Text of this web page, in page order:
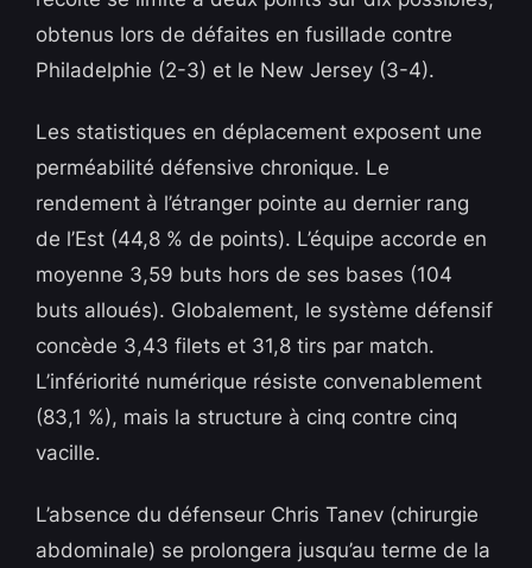
obtenus lors de défaites en fusillade contre
Philadelphie (2-3) et le New Jersey (3-4).
Les statistiques en déplacement exposent une
perméabilité défensive chronique. Le
rendement à l’étranger pointe au dernier rang
de l’Est (44,8 % de points). L’équipe accorde en
moyenne 3,59 buts hors de ses bases (104
buts alloués). Globalement, le système défensif
concède 3,43 filets et 31,8 tirs par match.
L’infériorité numérique résiste convenablement
(83,1 %), mais la structure à cinq contre cinq
vacille.
L’absence du défenseur Chris Tanev (chirurgie
abdominale) se prolongera jusqu’au terme de la